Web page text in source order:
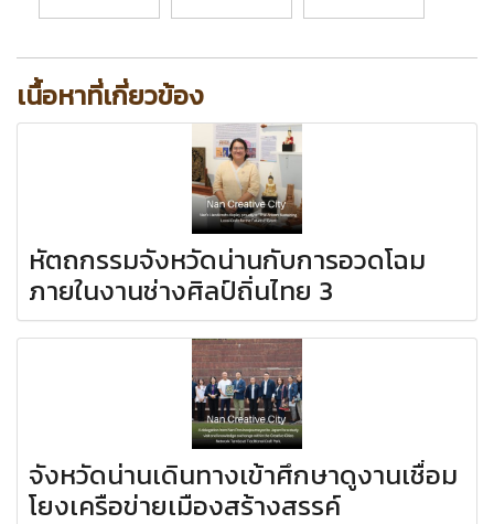
เนื้อหาที่เกี่ยวข้อง
หัตถกรรมจังหวัดน่านกับการอวดโฉม
ภายในงานช่างศิลป์ถิ่นไทย 3
จังหวัดน่านเดินทางเข้าศึกษาดูงานเชื่อม
โยงเครือข่ายเมืองสร้างสรรค์